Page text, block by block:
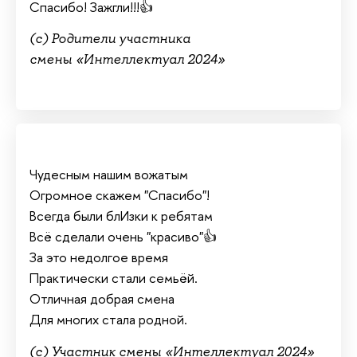
Спасибо! Зажгли!!!👍
(с) Родители участника
смены «Интеллектуал 2024»
Чудесным нашим вожатым
Огромное скажем "Спасибо"!
Всегда были блИзки к ребятам
Всё сделали очень "красиво"👍
За это недолгое время
Практически стали семьёй.
Отличная добрая смена
Для многих стала родной.
(с) Участник смены «Интеллектуал 2024»